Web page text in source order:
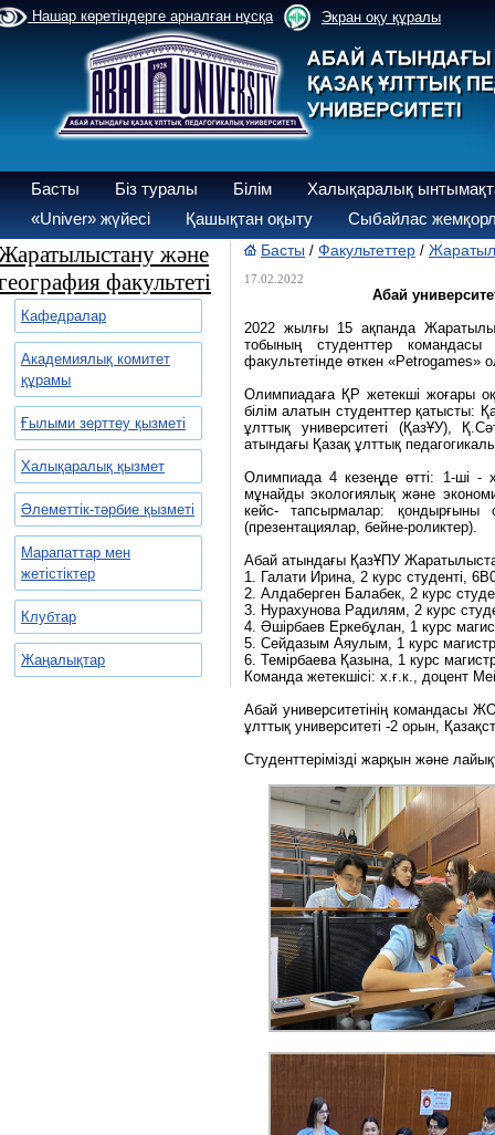
Нашар көретіндерге арналған нұсқа Экран оқу құралы
Басты Біз туралы Білім
Халықаралық
«Univer» жүйесі
Қашықтан оқыту Сыбайлас
және
факультеті
Кафедралар
Академиялық комитет
құрамы
Ғылыми зерттеу қызметі
Халықаралық қызмет
Әлеметтік-тәрбие қызметі
Марапаттар мен
жетістіктер
Клубтар
Жаңалықтар
Басты / Факультеттер /
17.02.2022
Абай
2022 жылғы 15 ақпанда
тобының студенттер
факультетінде өткен «Petrogames»
Олимпиадаға ҚР жетекші жоғары
білім алатын студенттер қатысты:
ұлттық университеті (ҚазҰУ),
атындағы Қазақ ұлттық
Олимпиада 4 кезеңде өтті: 1-ші -
мұнайды экологиялық және
кейс- тапсырмалар: қондырғыны
(презентациялар, бейне-роликтер).
Абай атындағы ҚазҰПУ
1. Галати Ирина, 2 курс студенті,
2. Алдаберген Балабек, 2 курс
3. Нурахунова Радилям, 2 курс
4. Әшірбаев Еркебұлан, 1 курс
5. Сейдазым Аяулым, 1 курс
6. Темірбаева Қазына, 1 курс
Команда жетекшісі: х.ғ.к., доцент
Абай университетінің командасы
ұлттық университеті -2 орын,
Студенттерімізді жарқын және